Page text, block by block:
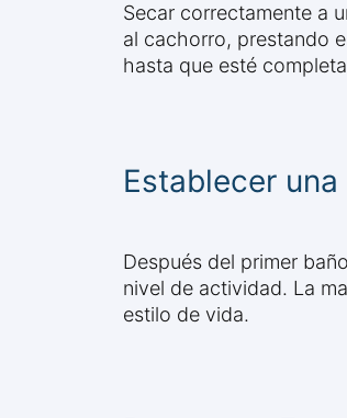
Secar correctamente a
al cachorro, prestando
hasta que esté
Establecer
Después del primer
nivel de actividad. La
estilo de vida.